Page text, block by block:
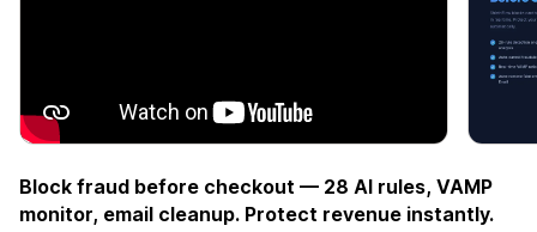
Block fraud before checkout — 28 AI rules, VAMP
monitor, email cleanup. Protect revenue instantly.